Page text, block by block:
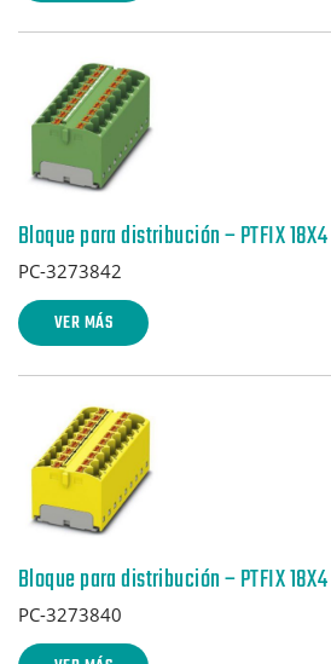
Bloque para distribución – PTFIX
PC-3273842
VER MÁS
Bloque para distribución – PTFIX
PC-3273840